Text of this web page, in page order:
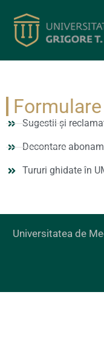
Sugestii și
Decontare
Tururi ghidate în
Universitatea de